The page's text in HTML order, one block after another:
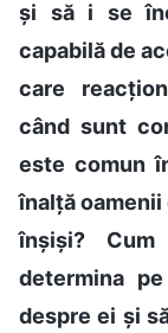
și să i se
capabilă de
care
când sunt
este comun
înalță
înșiși?
determina
despre ei și